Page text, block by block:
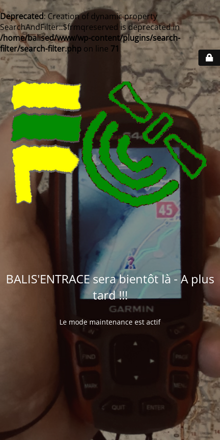
Deprecated: Creation of dynamic property
SearchAndFilter::$frmqreserved is deprecated in
/home/balised/www/wp-content/plugins/search-
filter/search-filter.php on line 71
BALIS'ENTRACE sera bientôt là - A plus
tard !!!
Le mode maintenance est actif